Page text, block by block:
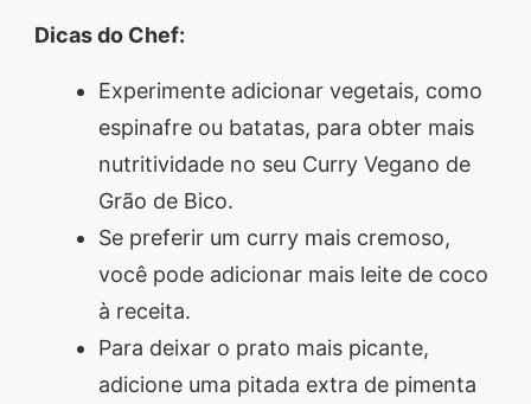
Dicas do Chef:
Experimente adicionar vegetais, como
espinafre ou batatas, para obter mais
nutritividade no seu Curry Vegano de
Grão de Bico.
Se preferir um curry mais cremoso,
você pode adicionar mais leite de coco
à receita.
Para deixar o prato mais picante,
adicione uma pitada extra de pimenta